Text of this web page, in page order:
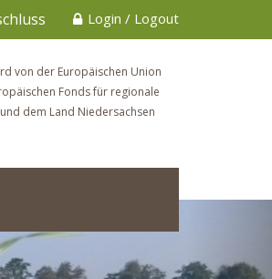
Login / Logout
von der Europäischen Union
Fonds für regionale
dem Land Niedersachsen